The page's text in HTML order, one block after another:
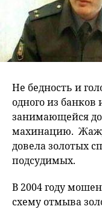
Не бедность и
одного из
занимающейся
махинацию.
довела золотых
подсудимых.
В 2004 году
схему отмыва